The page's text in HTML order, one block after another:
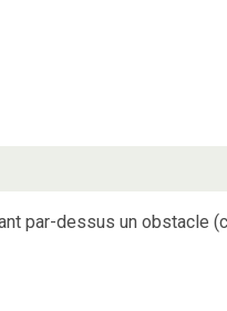
par-dessus un obstacle